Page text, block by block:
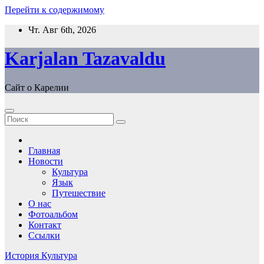
Перейти к содержимому
Чт. Авг 6th, 2026
Karjalan Tazavaldu
Сайт о Карелии
Главная
Новости
Культура
Язык
Путешествие
О нас
Фотоальбом
Контакт
Ссылки
История Культура